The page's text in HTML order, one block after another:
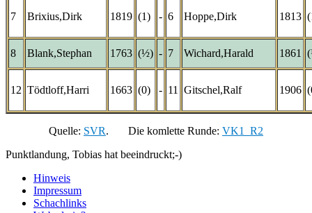
7 Brixius,Dirk 1819 (1) - 6 Hoppe,Dirk 1813
8 Blank,Stephan 1763 (½) - 7 Wichard,Harald 1861
12 Tödtloff,Harri 1663 (0) - 11 Gitschel,Ralf 1906
Quelle: SVR. Die komlette Runde: VK1_R2
Punktlandung, Tobias hat beeindruckt;-)
Hinweis
Impressum
Schachlinks